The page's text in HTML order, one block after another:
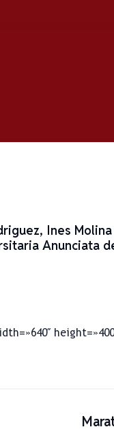
Ines
Anunciata